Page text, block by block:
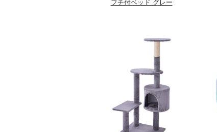
フチ付ベッド グレー